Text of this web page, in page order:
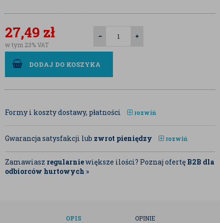
27,49 zł
w tym 23% VAT
DODAJ DO KOSZYKA
Formy i koszty dostawy, płatności rozwiń
Gwarancja satysfakcji lub zwrot pieniędzy rozwiń
Zamawiasz regularniewiększe ilości? Poznaj ofertę B2B dla
odbiorców hurtowych »
OPIS OPINIE